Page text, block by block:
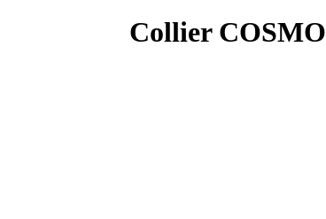
Collier COSMO